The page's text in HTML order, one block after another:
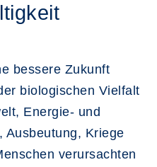
bessere Zukunft
biologischen Vielfalt
Energie- und
Ausbeutung, Kriege
verursachten